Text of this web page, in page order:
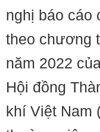
nghị báo cáo
theo chương
năm 2022
Hội đồng
khí Việt Nam